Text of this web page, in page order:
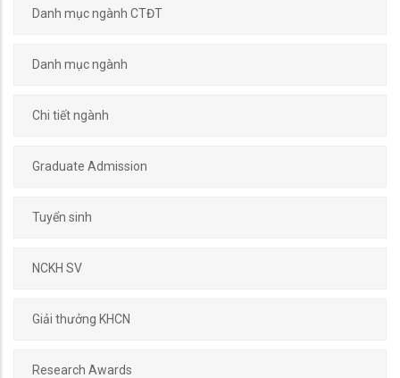
Danh mục ngành CTĐT
Danh mục ngành
Chi tiết ngành
Graduate Admission
Tuyển sinh
NCKH SV
Giải thưởng KHCN
Research Awards